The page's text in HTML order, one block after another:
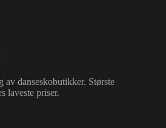
danseskobutikker. Største
laveste priser.